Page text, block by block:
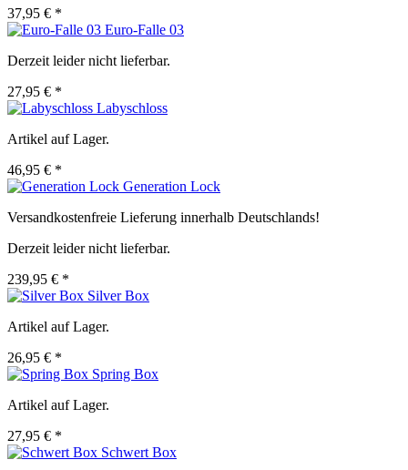
37,95 € *
Euro-Falle 03
Derzeit leider nicht lieferbar.
27,95 € *
Labyschloss
Artikel auf Lager.
46,95 € *
Generation Lock
Versandkostenfreie Lieferung innerhalb Deutschlands!
Derzeit leider nicht lieferbar.
239,95 € *
Silver Box
Artikel auf Lager.
26,95 € *
Spring Box
Artikel auf Lager.
27,95 € *
Schwert Box